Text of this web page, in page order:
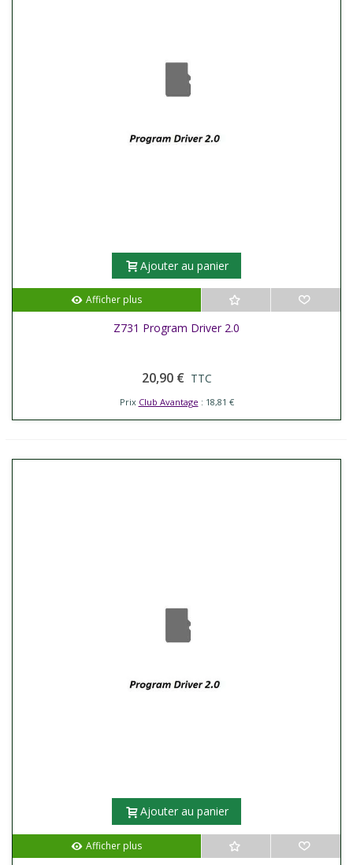
Ajouter au panier
Afficher plus
Z731 Program Driver 2.0
20,90 € TTC
Prix Club Avantage : 18,81 €
Ajouter au panier
Afficher plus